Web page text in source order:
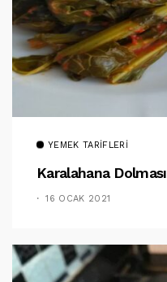
YEMEK TARIFLERI
Karalahana Dolması
16 OCAK 2021